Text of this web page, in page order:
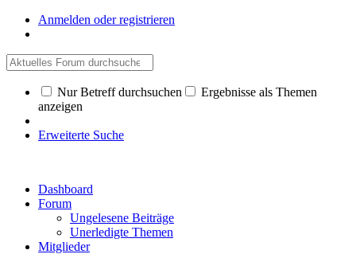
Anmelden oder registrieren
Nur Betreff durchsuchen
Ergebnisse als Themen
anzeigen
Erweiterte Suche
Dashboard
Forum
Ungelesene Beiträge
Unerledigte Themen
Mitglieder